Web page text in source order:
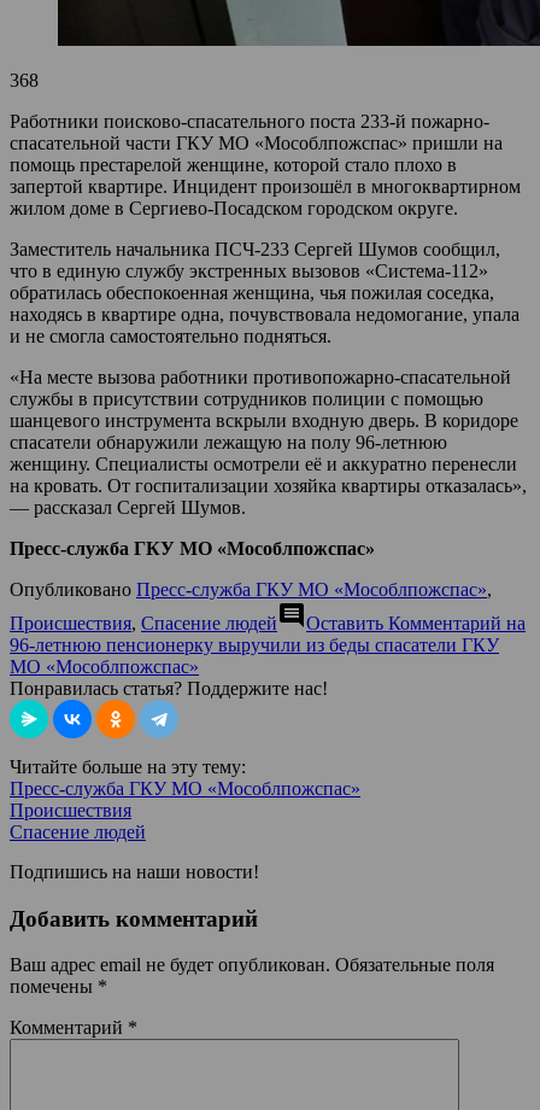
368
Работники поисково-спасательного поста 233-й пожарно-
спасательной части ГКУ МО «Мособлпожспас» пришли на
помощь престарелой женщине, которой стало плохо в
запертой квартире. Инцидент произошёл в многоквартирном
жилом доме в Сергиево-Посадском городском округе.
Заместитель начальника ПСЧ-233 Сергей Шумов сообщил,
что в единую службу экстренных вызовов «Система-112»
обратилась обеспокоенная женщина, чья пожилая соседка,
находясь в квартире одна, почувствовала недомогание, упала
и не смогла самостоятельно подняться.
«На месте вызова работники противопожарно-спасательной
службы в присутствии сотрудников полиции с помощью
шанцевого инструмента вскрыли входную дверь. В коридоре
спасатели обнаружили лежащую на полу 96-летнюю
женщину. Специалисты осмотрели её и аккуратно перенесли
на кровать. От госпитализации хозяйка квартиры отказалась»,
— рассказал Сергей Шумов.
Пресс-служба ГКУ МО «Мособлпожспас»
Опубликовано Пресс-служба ГКУ МО «Мособлпожспас»,
Происшествия, Спасение людейcomment Оставить Комментарий на
96-летнюю пенсионерку выручили из беды спасатели ГКУ
МО «Мособлпожспас»
Понравилась статья? Поддержите нас!
Читайте больше на эту тему:
Пресс-служба ГКУ МО «Мособлпожспас»
Происшествия
Спасение людей
Подпишись на наши новости!
Добавить комментарий
Ваш адрес email не будет опубликован. Обязательные поля
помечены *
Комментарий *